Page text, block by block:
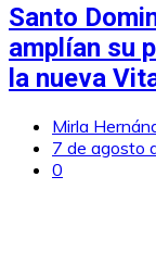
Santo
amplían su
la nueva
Mirla
7 de agosto
0